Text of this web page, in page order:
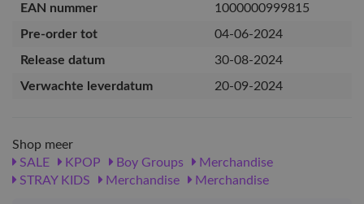
EAN nummer
1000000999815
Pre-order tot
04-06-2024
Release datum
30-08-2024
Verwachte leverdatum
20-09-2024
Shop meer
SALE
KPOP Boy Groups
Merchandise
STRAY KIDS
Merchandise Merchandise